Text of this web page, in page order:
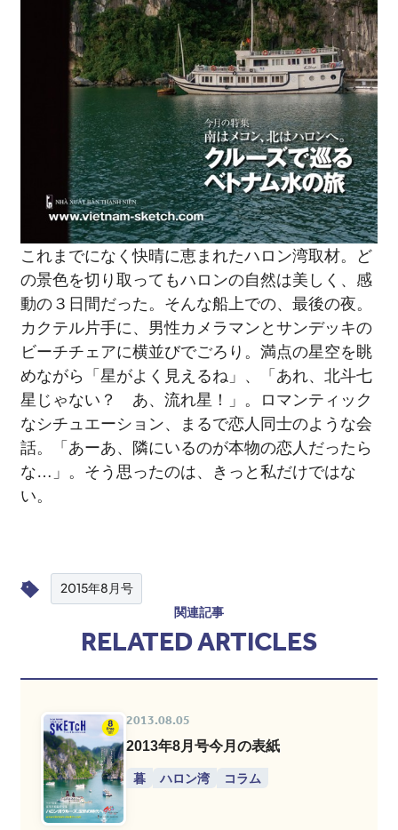
これまでになく快晴に恵まれたハロン湾取材。ど
の景色を切り取ってもハロンの自然は美しく、感
動の３日間だった。そんな船上での、最後の夜。
カクテル片手に、男性カメラマンとサンデッキの
ビーチチェアに横並びでごろり。満点の星空を眺
めながら「星がよく見えるね」、「あれ、北斗七
星じゃない？ あ、流れ星！」。ロマンティック
なシチュエーション、まるで恋人同士のような会
話。「あーあ、隣にいるのが本物の恋人だったら
な…」。そう思ったのは、きっと私だけではな
い。
2015年8月号
関連記事
RELATED ARTICLES
2013.08.05
2013年8月号今月の表紙
暮 ハロン湾 コラム